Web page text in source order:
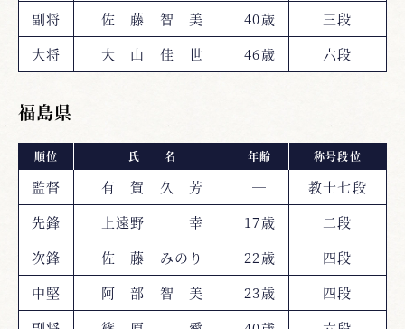
副将 佐 藤 智 美 40歳
三段
大将
大 山 佳 世 46歳 六段
福島県
順位 氏 名 年齢 称号段位
監督 有 賀 久 芳 ―
教士七段
先鋒
上遠野 幸 17歳
二段
次鋒
佐 藤 みのり 22歳
四段
中堅
阿 部 智 美 23歳
四段